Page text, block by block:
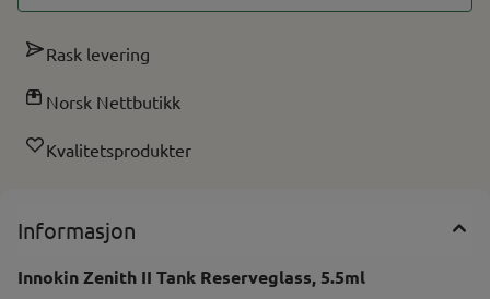
Rask levering
Norsk Nettbutikk
Kvalitetsprodukter
Informasjon
Innokin Zenith II Tank Reserveglass, 5.5ml